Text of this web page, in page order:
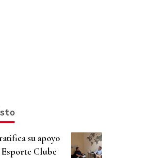
su apoyo
Clube